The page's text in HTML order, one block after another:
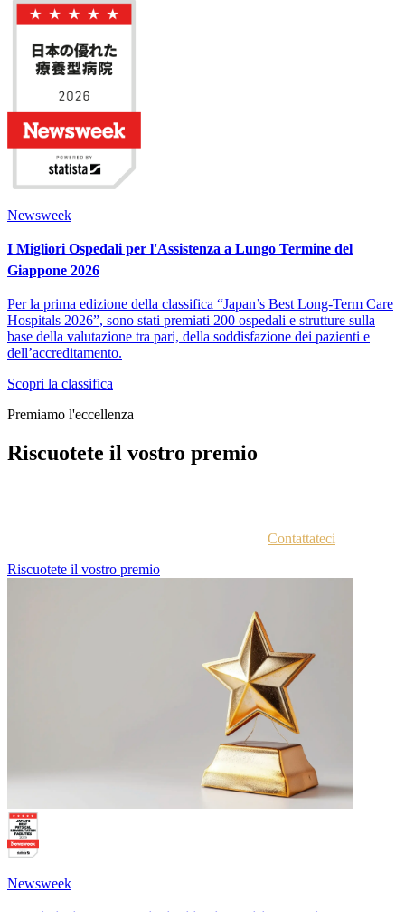
Newsweek
I Migliori Ospedali per l'Assistenza a Lungo Termine del
Giappone 2026
Per la prima edizione della classifica “Japan’s Best Long-Term Care
Hospitals 2026”, sono stati premiati 200 ospedali e strutture sulla
base della valutazione tra pari, della soddisfazione dei pazienti e
dell’accreditamento.
Scopri la classifica
Premiamo l'eccellenza
Riscuotete il vostro premio
Contattateci
Riscuotete il vostro premio
Newsweek